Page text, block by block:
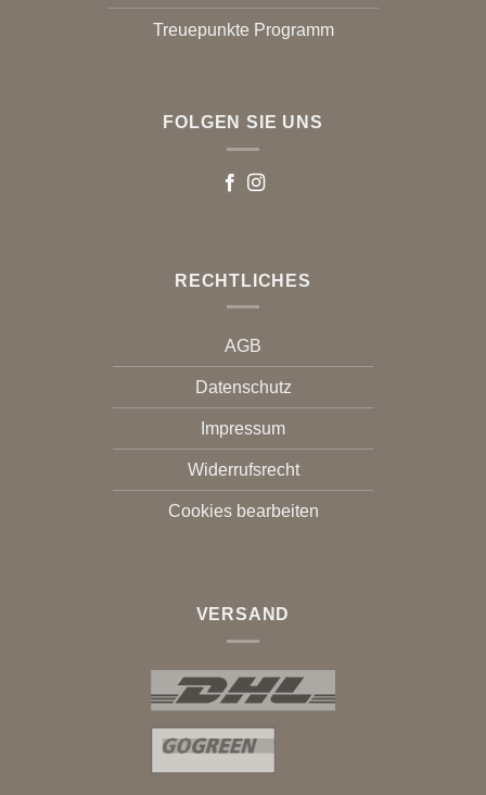
Treuepunkte Programm
FOLGEN SIE UNS
RECHTLICHES
AGB
Datenschutz
Impressum
Widerrufsrecht
Cookies bearbeiten
VERSAND